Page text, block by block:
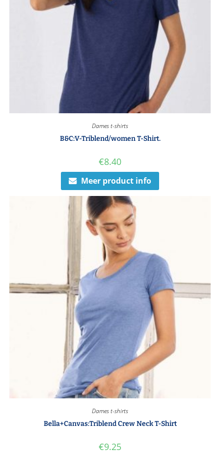
Dames t-shirts
B&C:V-Triblend/women T-Shirt.
€8.40
Meer product info
Dames t-shirts
Bella+Canvas:Triblend Crew Neck T-Shirt
€9.25